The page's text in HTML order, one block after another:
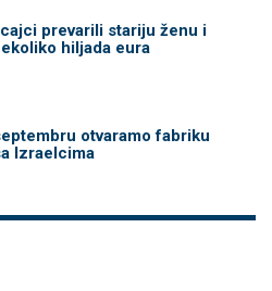
prevarili stariju ženu i
hiljada eura
otvaramo fabriku
Izraelcima